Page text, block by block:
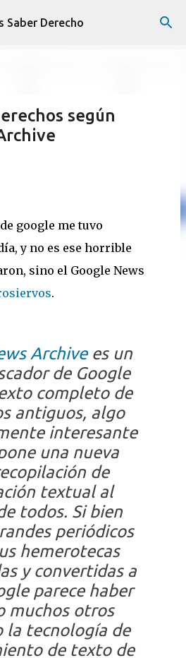
principal
Saber Derecho
según
google me tuvo
y no es ese horrible
sino el Google News
.
Archivees un
de Google
completo de
antiguos, algo
interesante
una nueva
de
textual al
todos. Si bien
periódicos
hemerotecas
y convertidas a
parece haber
muchos otros
la tecnología de
de texto de